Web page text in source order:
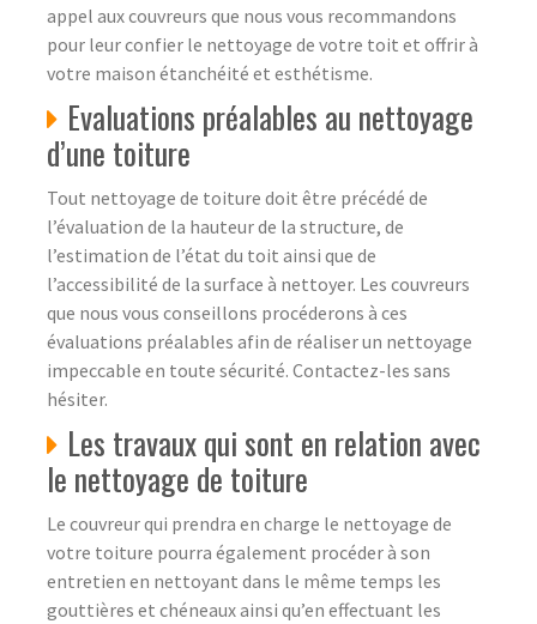
appel aux couvreurs que nous vous recommandons
pour leur confier le nettoyage de votre toit et offrir à
votre maison étanchéité et esthétisme.
Evaluations préalables au nettoyage
d’une toiture
Tout nettoyage de toiture doit être précédé de
l’évaluation de la hauteur de la structure, de
l’estimation de l’état du toit ainsi que de
l’accessibilité de la surface à nettoyer. Les couvreurs
que nous vous conseillons procéderons à ces
évaluations préalables afin de réaliser un nettoyage
impeccable en toute sécurité. Contactez-les sans
hésiter.
Les travaux qui sont en relation avec
le nettoyage de toiture
Le couvreur qui prendra en charge le nettoyage de
votre toiture pourra également procéder à son
entretien en nettoyant dans le même temps les
gouttières et chéneaux ainsi qu’en effectuant les